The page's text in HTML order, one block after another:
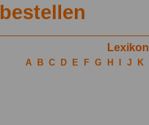
bestellen
A B C D E F G H J K